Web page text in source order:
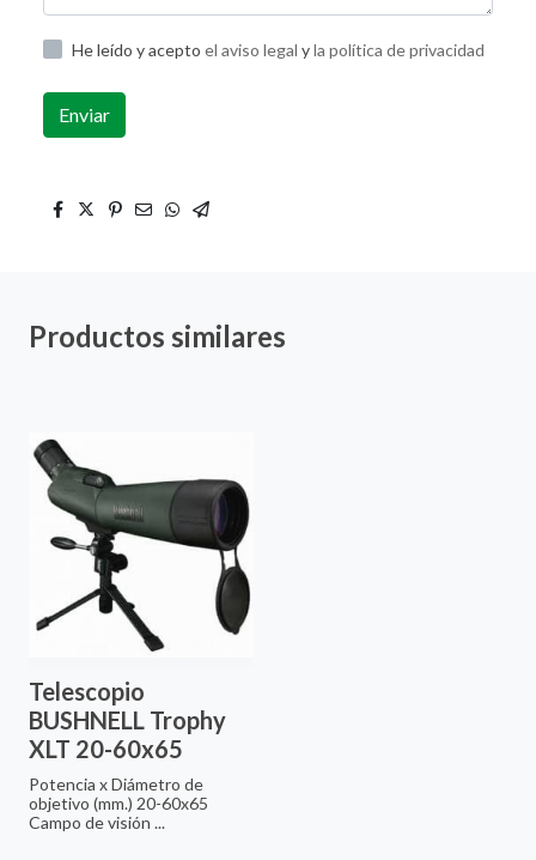
He leído y acepto el aviso legal yla política de privacidad
Enviar
Productos similares
Telescopio
BUSHNELL Trophy
XLT 20-60x65
Potencia x Diámetro de
objetivo (mm.) 20-60x65
Campo de visión ...